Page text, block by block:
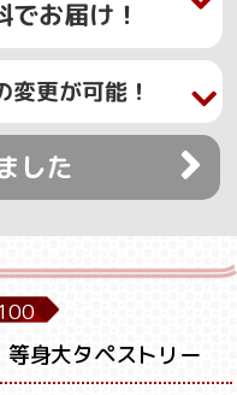
お届け！
更が可能！
した
身大タペストリー